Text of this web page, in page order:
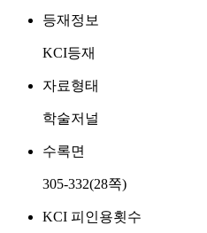
등재정보
KCI등재
자료형태
학술저널
수록면
305-332(28쪽)
KCI 피인용횟수